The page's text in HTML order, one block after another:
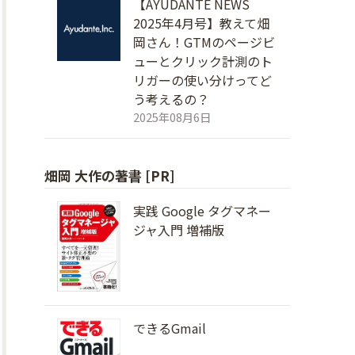
【AYUDANTE NEWS
2025年4月号】教えて畑
岡さん！GTMのページビ
ューとクリック計測のト
リガーの使い分けってど
う考えるの？
2025年08月6日
畑岡 大作の著書 [PR]
実践 Google タグマネー
ジャ入門 増補版
できるGmail